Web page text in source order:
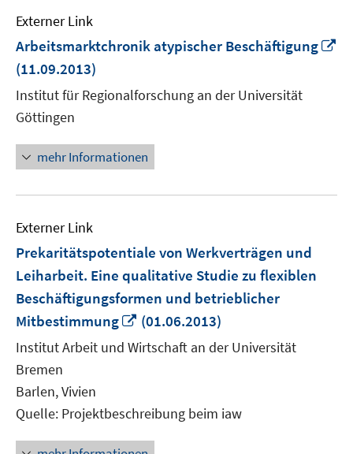
Externer Link
Arbeitsmarktchronik atypischer Beschäftigung
(11.09.2013)
Institut für Regionalforschung an der Universität
Göttingen
mehr Informationen
Externer Link
Prekaritätspotentiale von Werkverträgen und
Leiharbeit. Eine qualitative Studie zu flexiblen
Beschäftigungsformen und betrieblicher
Mitbestimmung
In
neuem
Fenster
(01.06.2013)
Institut Arbeit und Wirtschaft an der Universität
Bremen
Barlen, Vivien
Quelle: Projektbeschreibung beim iaw